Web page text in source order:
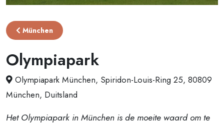
München
Olympiapark
Olympiapark München, Spiridon-Louis-Ring 25, 80809
München, Duitsland
Het Olympiapark in München is de moeite waard om te